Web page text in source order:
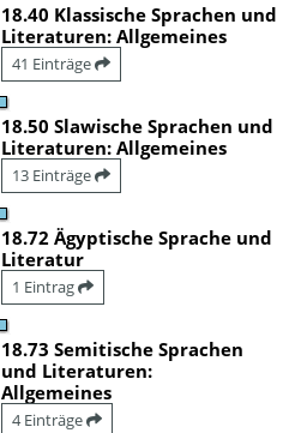
18.40 Klassische Sprachen und
Literaturen: Allgemeines
41 Einträge
18.50 Slawische Sprachen und
Literaturen: Allgemeines
13 Einträge
18.72 Ägyptische Sprache und
Literatur
1 Eintrag
18.73 Semitische Sprachen
und Literaturen:
Allgemeines
4 Einträge